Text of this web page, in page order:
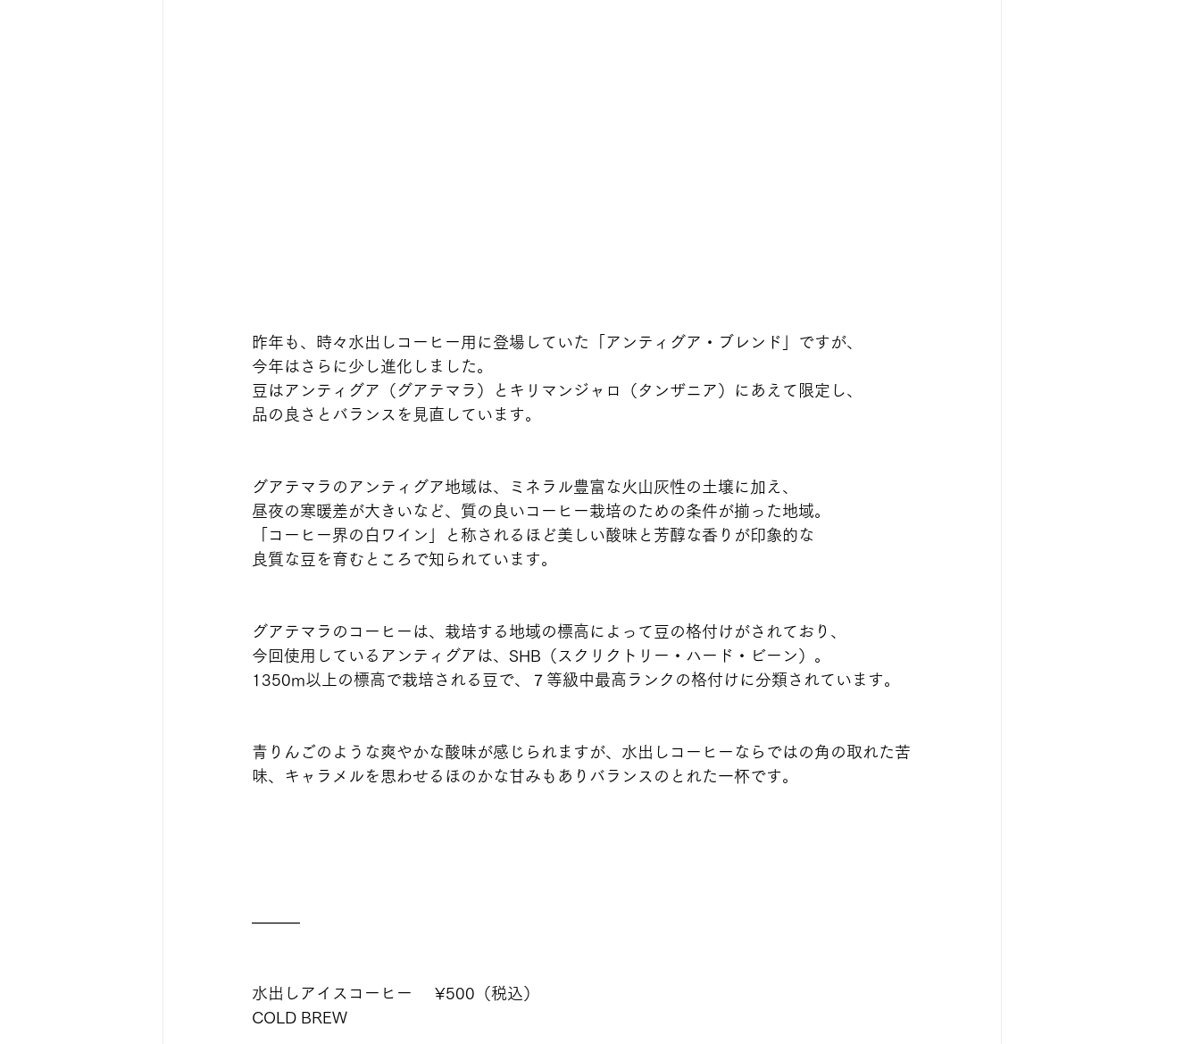
昨年も、時々水出しコーヒー用に登場していた「アンティグア・ブレンド」ですが、
今年はさらに少し進化しました。
豆はアンティグア（グアテマラ）とキリマンジャロ（タンザニア）にあえて限定し、
品の良さとバランスを見直しています。
グアテマラのアンティグア地域は、ミネラル豊富な火山灰性の土壌に加え、
昼夜の寒暖差が大きいなど、質の良いコーヒー栽培のための条件が揃った地域。
「コーヒー界の白ワイン」と称されるほど美しい酸味と芳醇な香りが印象的な
良質な豆を育むところで知られています。
グアテマラのコーヒーは、栽培する地域の標高によって豆の格付けがされており、
今回使用しているアンティグアは、SHB（スクリクトリー・ハード・ビーン）。
1350m以上の標高で栽培される豆で、７等級中最高ランクの格付けに分類されています。
青りんごのような爽やかな酸味が感じられますが、水出しコーヒーならではの角の取れた苦
味、キャラメルを思わせるほのかな甘みもありバランスのとれた一杯です。
———
水出しアイスコーヒー     ¥500（税込）
COLD BREW